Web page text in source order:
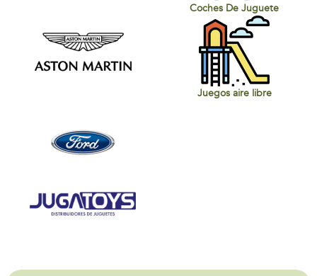
Coches De Juguete
Juegos aire libre